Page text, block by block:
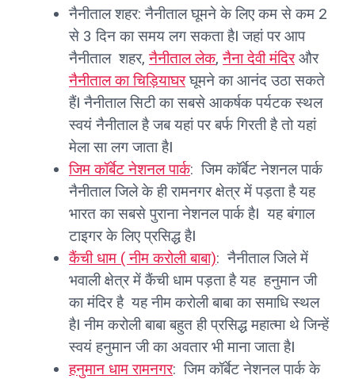
नैनीताल शहर: नैनीताल घूमने के लिए कम से कम 2
से 3 दिन का समय लग सकता हैI जहां पर आप
नैनीताल शहर,नैनीताल लेक,नैना देवी मंदिरऔर
नैनीताल का चिड़ियाघरघूमने का आनंद उठा सकते
हैंI नैनीताल सिटी का सबसे आकर्षक पर्यटक स्थल
स्वयं नैनीताल है जब यहां पर बर्फ गिरती है तो यहां
मेला सा लग जाता हैI
जिम कॉर्बेट नेशनल पार्क: जिम कॉर्बेट नेशनल पार्क
नैनीताल जिले के ही रामनगर क्षेत्र में पड़ता है यह
भारत का सबसे पुराना नेशनल पार्क हैI यह बंगाल
टाइगर के लिए प्रसिद्ध हैI
कैंची धाम ( नीम करोली बाबा): नैनीताल जिले में
भवाली क्षेत्र में कैंची धाम पड़ता है यह हनुमान जी
का मंदिर है यह नीम करोली बाबा का समाधि स्थल
हैI नीम करोली बाबा बहुत ही प्रसिद्ध महात्मा थे जिन्हें
स्वयं हनुमान जी का अवतार भी माना जाता हैI
हनुमान धाम रामनगर: जिम कॉर्बेट नेशनल पार्क के